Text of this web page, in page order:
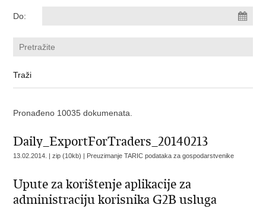
Do:
Pronađeno 10035 dokumenata.
Daily_ExportForTraders_20140213
13.02.2014. | zip (10kb) | Preuzimanje TARIC podataka za gospodarstvenike
Upute za korištenje aplikacije za
administraciju korisnika G2B usluga